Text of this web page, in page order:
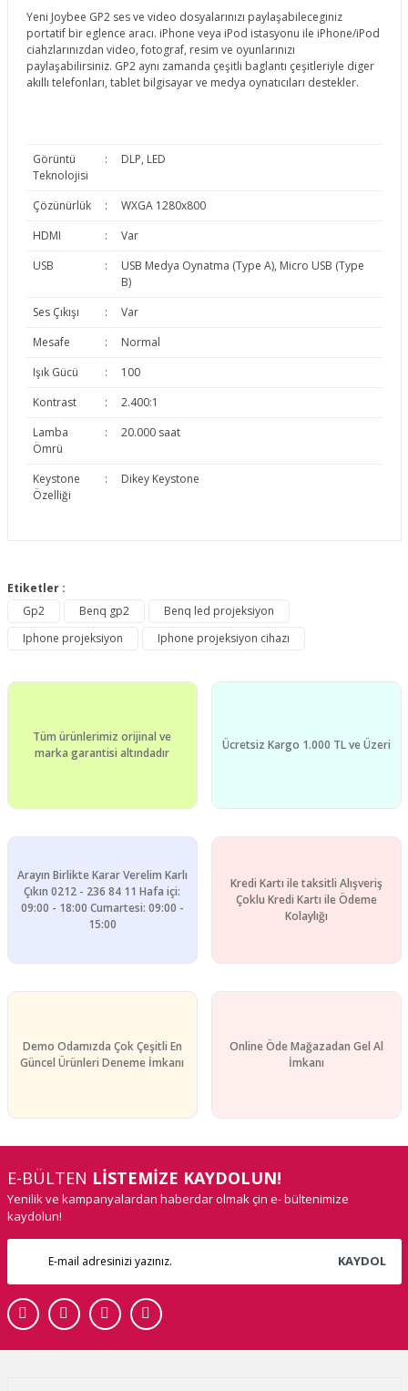
Yeni Joybee GP2 ses ve video dosyalarınızı paylaşabileceginiz
portatif bir eglence aracı. iPhone veya iPod istasyonu ile iPhone/iPod
ciahzlarınızdan video, fotograf, resim ve oyunlarınızı
paylaşabilirsiniz. GP2 aynı zamanda çeşitli baglantı çeşitleriyle diger
akıllı telefonları, tablet bilgisayar ve medya oynatıcıları destekler.
Görüntü
Teknolojisi
: DLP, LED
Çözünürlük :
WXGA 1280x800
HDMI
:
Var
USB
:
USB Medya Oynatma (Type A), Micro USB (Type
B)
Ses Çıkışı
:
Var
Mesafe
:
Normal
Işık Gücü
:
100
Kontrast
:
2.400:1
Lamba
Ömrü
: 20.000 saat
Keystone
Özelliği
: Dikey Keystone
Yorum Yaz
konularda yetersiz gördüğünüz noktaları öneri formunu
Görüş ve önerileriniz için teşekkür ederiz.
Ürün açıklamasında eksik bilgiler bulunuyor.
Ürün fiyatı diğer sitelerden daha pahalı.
Etiketler :
Gp2
Benq gp2
Benq led projeksiyon
Iphone projeksiyon
Iphone projeksiyon cihazı
Tüm ürünlerimiz orijinal ve
marka garantisi altındadır
Ücretsiz Kargo 1.000 TL ve Üzeri
Arayın Birlikte Karar Verelim Karlı
Çıkın 0212 - 236 84 11 Hafa içi:
09:00 - 18:00 Cumartesi: 09:00 -
15:00
Kredi Kartı ile taksitli Alışveriş
Çoklu Kredi Kartı ile Ödeme
Kolaylığı
Demo Odamızda Çok Çeşitli En
Güncel Ürünleri Deneme İmkanı
Online Öde Mağazadan Gel Al
İmkanı
E-BÜLTEN LİSTEMİZE KAYDOLUN!
Yenilik ve kampanyalardan haberdar olmak çin e- bültenimize
kaydolun!
KAYDOL